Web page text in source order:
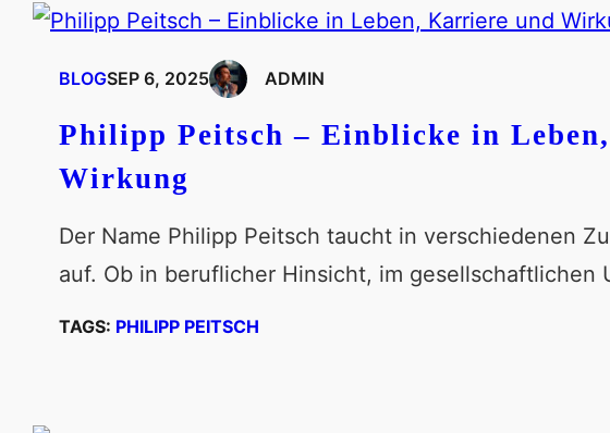
BLOGSEP 6, 2025 ADMIN
Philipp Peitsch – Einblicke in
Wirkung
Der Name Philipp Peitsch taucht in verschiedenen
auf. Ob in beruflicher Hinsicht, im gesellschaftlichen
TAGS: PHILIPP PEITSCH